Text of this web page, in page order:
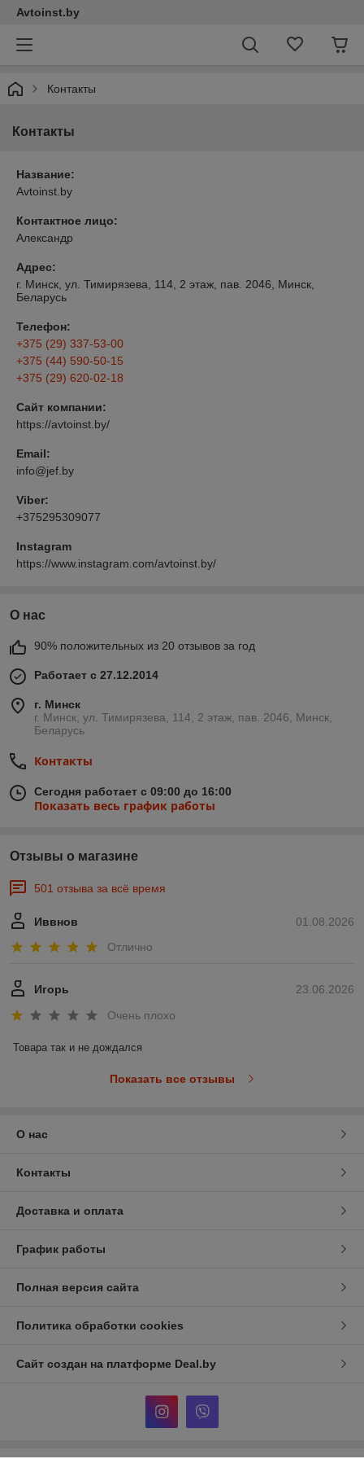
Avtoinst.by
Контакты
Контакты
Название:
Avtoinst.by
Контактное лицо:
Александр
Адрес:
г. Минск, ул. Тимирязева, 114, 2 этаж, пав. 2046, Минск,
Беларусь
Телефон:
+375 (29) 337-53-00
+375 (44) 590-50-15
+375 (29) 620-02-18
Сайт компании:
https://avtoinst.by/
Email:
info@jef.by
Viber:
+375295309077
Instagram
https://www.instagram.com/avtoinst.by/
О нас
90% положительных из 20 отзывов за год
Работает с 27.12.2014
г. Минск
г. Минск, ул. Тимирязева, 114, 2 этаж, пав. 2046, Минск,
Беларусь
Контакты
Сегодня работает с 09:00 до 16:00
Показать весь график работы
Отзывы о магазине
501 отзыва за всё время
01.08.2026
Иввнов
Отлично
23.06.2026
Игорь
Очень плохо
Товара так и не дождался
Показать все отзывы
О нас
Контакты
Доставка и оплата
График работы
Полная версия сайта
Политика обработки cookies
Сайт создан на платформе Deal.by